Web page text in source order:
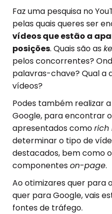
Faz uma pesquisa no
pelas quais queres ser
vídeos que estão a
posições. Quais são as
pelos concorrentes?
palavras-chave? Qual a
vídeos?
Podes também realizar
Google, para encontrar
apresentados comorich
determinar o tipo de
destacados, bem como
componenteson-page.
Ao otimizares quer para
quer para Google, vais
fontes de tráfego.